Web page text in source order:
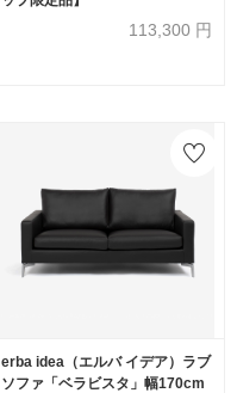
113,300 円
erba idea（エルバ イデア）ラブ
ソファ「ベラビスタ」幅170cm